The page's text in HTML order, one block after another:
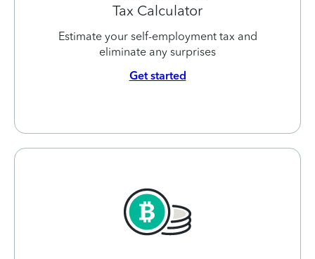
Tax Calculator
Estimate your self-employment tax and
eliminate any surprises
Get started